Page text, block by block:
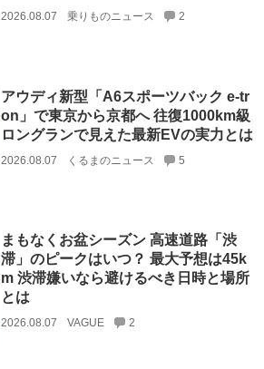
2026.08.07 乗りものニュース 2
アウディ新型「A6スポーツバック e-tr
on」で東京から京都へ 往復1000km級
ロングランで見えた最新EVの実力とは
2026.08.07 くるまのニュース 5
まもなくお盆シーズン 高速道路「渋
滞」のピークはいつ？ 最大予想は45k
m 渋滞嫌いなら避けるべき日時と場所
とは
2026.08.07 VAGUE 2